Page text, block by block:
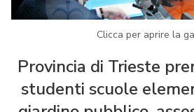
Clicca per aprire la
Provincia di Trieste
studenti scuole